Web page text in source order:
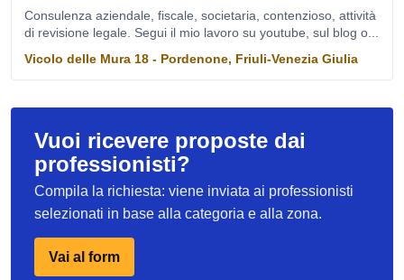
Consulenza aziendale, fiscale, societaria, contenzioso, attività
di revisione legale. Segui il mio lavoro su youtube, sul blog o...
Vicolo delle Mura 18 - Pordenone, Friuli-Venezia Giulia
Vuoi ricevere proposte dai
professionisti?
Compila la richiesta: viene inviata ai professionisti
selezionati in base alla categoria e alla zona.
Vai al form